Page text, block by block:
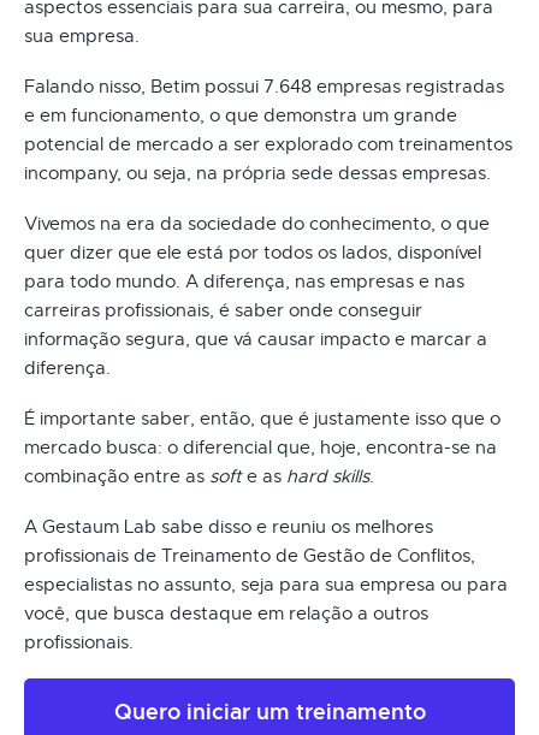
aspectos essenciais para sua carreira, ou mesmo, para
sua empresa.
Falando nisso, Betim possui 7.648 empresas registradas
e em funcionamento, o que demonstra um grande
potencial de mercado a ser explorado com treinamentos
incompany, ou seja, na própria sede dessas empresas.
Vivemos na era da sociedade do conhecimento, o que
quer dizer que ele está por todos os lados, disponível
para todo mundo. A diferença, nas empresas e nas
carreiras profissionais, é saber onde conseguir
informação segura, que vá causar impacto e marcar a
diferença.
É importante saber, então, que é justamente isso que o
mercado busca: o diferencial que, hoje, encontra-se na
combinação entre as softe as hard skills.
A Gestaum Lab sabe disso e reuniu os melhores
profissionais de Treinamento de Gestão de Conflitos,
especialistas no assunto, seja para sua empresa ou para
você, que busca destaque em relação a outros
profissionais.
Quero iniciar um treinamento